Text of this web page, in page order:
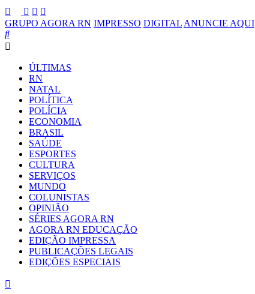
GRUPO AGORA RN IMPRESSO DIGITAL ANUNCIE AQUI
ÚLTIMAS
RN
NATAL
POLÍTICA
POLÍCIA
ECONOMIA
BRASIL
SAÚDE
ESPORTES
CULTURA
SERVIÇOS
MUNDO
COLUNISTAS
OPINIÃO
SÉRIES AGORA RN
AGORA RN EDUCAÇÃO
EDIÇÃO IMPRESSA
PUBLICAÇÕES LEGAIS
EDIÇÕES ESPECIAIS